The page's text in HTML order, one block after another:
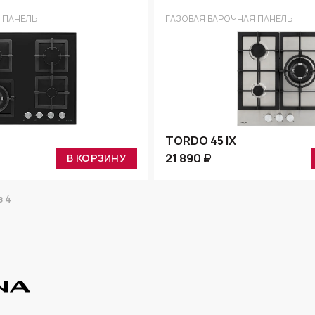
ПАНЕЛЬ
В КОРЗИНУ
ГАЗОВАЯ ВАРОЧНАЯ ПАНЕЛЬ
TORDO 45 IX
21 890 ₽
4